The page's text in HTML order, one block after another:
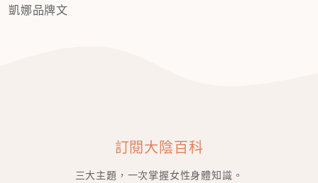
凱娜品牌文
訂閱大陰百科
三大主題，一次掌握女性身體知識。